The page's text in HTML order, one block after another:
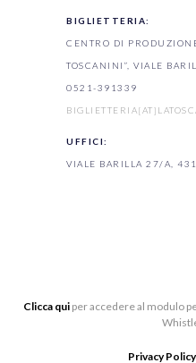
BIGLIETTERIA:
CENTRO DI
TOSCANINI”, VIALE
0521-391339
UFFICI:
VIALE BARILLA 27/A,
Clicca quiper accedere al modulo
Privacy Policy